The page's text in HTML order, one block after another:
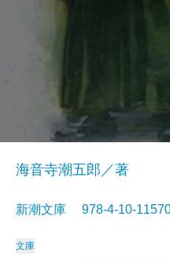
海音寺潮五郎／著
新潮文庫 978-4-10-
文庫